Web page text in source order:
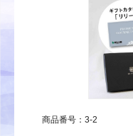
商品番号：3-2